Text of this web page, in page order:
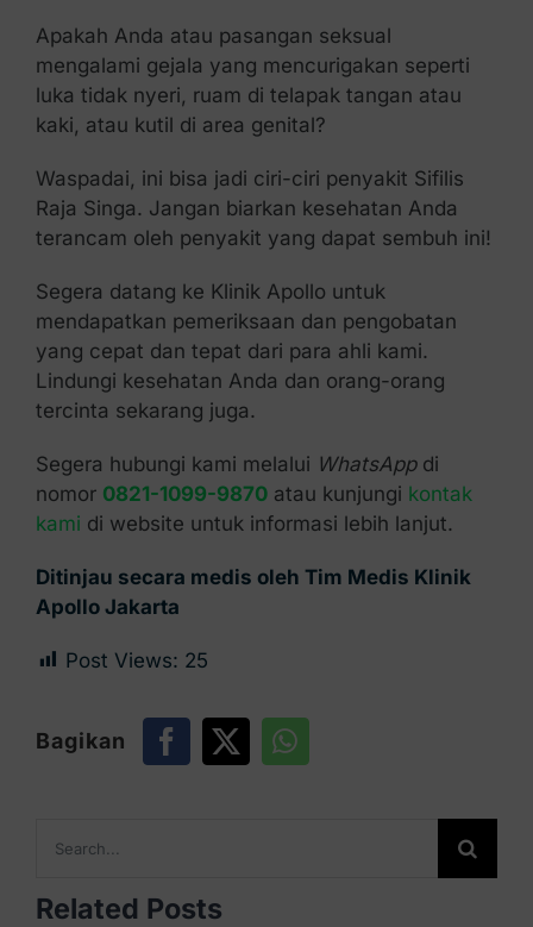
Apakah Anda atau pasangan seksual
mengalami gejala yang mencurigakan seperti
luka tidak nyeri, ruam di telapak tangan atau
kaki, atau kutil di area genital?
Waspadai, ini bisa jadi ciri-ciri penyakit Sifilis
Raja Singa. Jangan biarkan kesehatan Anda
terancam oleh penyakit yang dapat sembuh ini!
Segera datang ke Klinik Apollo untuk
mendapatkan pemeriksaan dan pengobatan
yang cepat dan tepat dari para ahli kami.
Lindungi kesehatan Anda dan orang-orang
tercinta sekarang juga.
Segera hubungi kami melalui WhatsAppdi
nomor 0821-1099-9870atau kunjungi kontak
kami di website untuk informasi lebih lanjut.
Ditinjau secara medis oleh Tim Medis Klinik
Apollo Jakarta
Post Views: 25
Bagikan
for:
Related Posts